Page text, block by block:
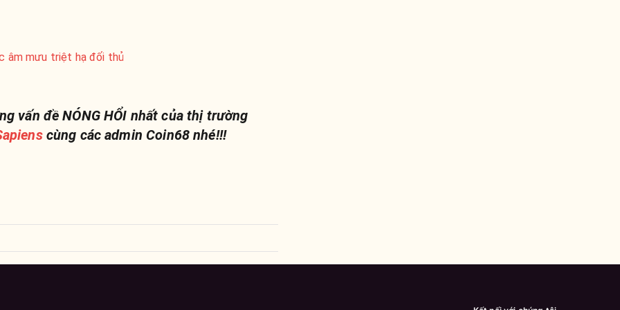
âm mưu triệt hạ đối thủ
vấn đề NÓNG HỔI nhất của thị trường
cùng các admin Coin68 nhé!!!